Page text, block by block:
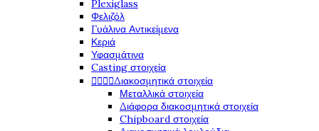
Plexiglass
Φελιζόλ
Γυάλινα Αντικείμενα
Κεριά
Υφασμάτινα
Casting στοιχεία
Διακοσμητικά στοιχεία
Μεταλλικά στοιχεία
Διάφορα διακοσμητικά στοιχεία
Chipboard στοιχεία